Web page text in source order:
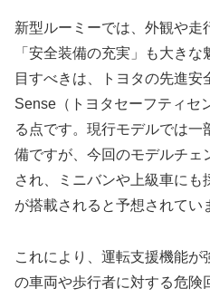
新型ルーミーでは、外観や走
「安全装備の充実」も大き
目すべきは、トヨタの先進安
Sense（トヨタセーフティセ
る点です。現行モデルでは
備ですが、今回のモデルチェ
され、ミニバンや上級車に
が搭載されると予想されてい
これにより、運転支援機能が
の車両や歩行者に対する危険